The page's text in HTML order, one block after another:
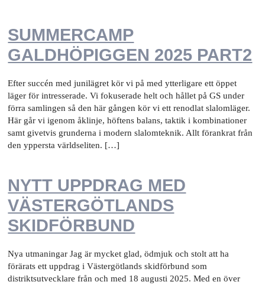
SUMMERCAMP
GALDHÖPIGGEN 2025 PART2
Efter succén med junilägret kör vi på med ytterligare ett öppet
läger för intresserade. Vi fokuserade helt och hållet på GS under
förra samlingen så den här gången kör vi ett renodlat slalomläger.
Här går vi igenom åklinje, höftens balans, taktik i kombinationer
samt givetvis grunderna i modern slalomteknik. Allt förankrat från
den yppersta världseliten. […]
NYTT UPPDRAG MED
VÄSTERGÖTLANDS
SKIDFÖRBUND
Nya utmaningar Jag är mycket glad, ödmjuk och stolt att ha
förärats ett uppdrag i Västergötlands skidförbund som
distriktsutvecklare från och med 18 augusti 2025. Med en över